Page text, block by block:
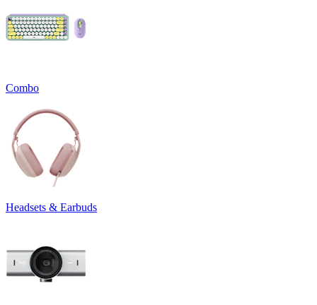
Combo
Headsets & Earbuds